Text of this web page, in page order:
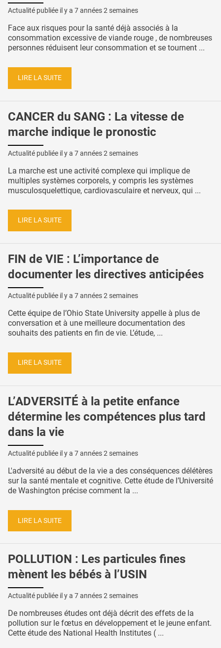
Actualité publiée il y a 7 années 2 semaines
Face aux risques pour la santé déjà associés à la
consommation excessive de viande rouge , de nombreuses
personnes réduisent leur consommation et se tournent ...
LIRE LA SUITE
CANCER du SANG : La vitesse de
marche indique le pronostic
Actualité publiée il y a 7 années 2 semaines
La marche est une activité complexe qui implique de
multiples systèmes corporels, y compris les systèmes
musculosquelettique, cardiovasculaire et nerveux, qui ...
LIRE LA SUITE
FIN de VIE : L’importance de
documenter les directives anticipées
Actualité publiée il y a 7 années 2 semaines
Cette équipe de l’Ohio State University appelle à plus de
conversation et à une meilleure documentation des
souhaits des patients en fin de vie. L’étude, ...
LIRE LA SUITE
L’ADVERSITÉ à la petite enfance
détermine les compétences plus tard
dans la vie
Actualité publiée il y a 7 années 2 semaines
L'adversité au début de la vie a des conséquences délétères
sur la santé mentale et cognitive. Cette étude de l’Université
de Washington précise comment la ...
LIRE LA SUITE
POLLUTION : Les particules fines
mènent les bébés à l’USIN
Actualité publiée il y a 7 années 2 semaines
De nombreuses études ont déjà décrit des effets de la
pollution sur le fœtus en développement et le jeune enfant.
Cette étude des National Health Institutes ( ...